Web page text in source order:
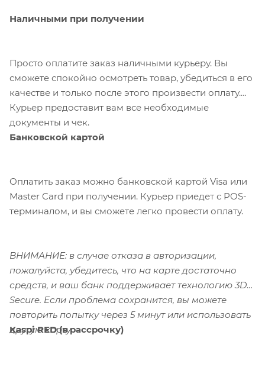
Наличными при получении
Просто оплатите заказ наличными курьеру. Вы
сможете спокойно осмотреть товар, убедиться в его
качестве и только после этого произвести оплату.
Курьер предоставит вам все необходимые
документы и чек.
Банковской картой
Оплатить заказ можно банковской картой Visa или
Master Card при получении. Курьер приедет с POS-
терминалом, и вы сможете легко провести оплату.
ВНИМАНИЕ: в случае отказа в авторизации,
пожалуйста, убедитесь, что на карте достаточно
средств, и ваш банк поддерживает технологию 3D-
Secure. Если проблема сохранится, вы можете
повторить попытку через 5 минут или использовать
другую карту.
Kaspi RED (в рассрочку)